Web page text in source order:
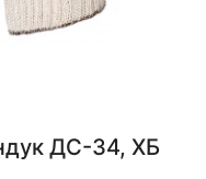
ДС-34, ХБ